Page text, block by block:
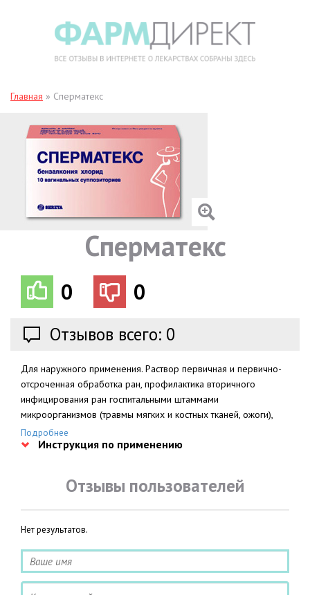
Главная » Сперматекс
Сперматекс
0 0
Отзывов всего: 0
Для наружного применения. Раствор первичная и первично-
отсроченная обработка ран, профилактика вторичного
инфицирования ран госпитальными штаммами
микроорганизмов (травмы мягких и костных тканей, ожоги),
гнойные раны, дренирование костных полостей после
операции при остеомиелите.
Подробнее
Инструкция по применению
Отзывы пользователей
Нет результатов.